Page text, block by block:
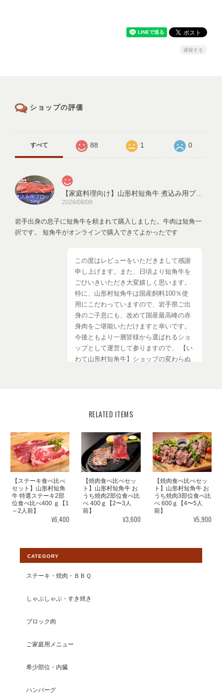
通報する
ショップの評価
すべて 88 1 0
【家庭料理向け】山形村短角牛 煮込み用ブロック 500ｇ【3～4人前】
2026/08/08
岩手出身の息子に短角牛を頼まれて購入しました。牛肉は短角一
択です。 短角牛がオンラインで購入できてよかったです
この度はレビューをいただきまして感謝
申し上げます。また、日頃より短角牛を
ごひいきいただき大変嬉しく思います。
特に、山形村短角牛は国産飼料100％使
用にこだわっていますので、岩手県ご出
身のご子息にも、改めて国産最高峰の赤
身肉をご堪能いただけますと幸いです。
今後ともより一層皆様から選ばれるショ
ップとして運営して参りますので、 【い
わて山形村短角牛】ショップの変わらぬ
【焼肉単品】山形村短角牛 赤身手切り焼き肉用150ｇ【1～2人前】
2026/08/03
個人的にお肉大好きなのですが脂身を食べては行けない病気です
が、市販のお肉は臭みもあり脂身も多く受け付けなく、山形牛の
肉は臭みもなく脂身が少なくて食べても体調が大丈夫なので，助
かってます。 毎回，ストックが少なくなると不安なので、無くな
る前に注文してます。
この度はレビューをいただきまして感謝
心配をおかけする場面があり大変恐縮で
ショップとして運営して参りますので、
RELATED ITEMS
【ステーキ食べ比べ
セット】山形村短角
牛 特選ステーキ2部
位食べ比べ400 ｇ【1
～2人前】
¥6,400
【焼肉食べ比べセッ
ト】山形村短角牛 お
うち焼肉2部位食べ比
べ 400ｇ【2〜3人
前】
¥3,600
【焼肉食べ比べセッ
ト】山形村短角牛 お
うち焼肉3部位食べ比
べ 600ｇ【4〜5人
前】
¥5,900
CATEGORY
ステーキ・焼肉・ＢＢＱ
しゃぶしゃぶ・すき焼き
ブロック肉
ご家庭用メニュー
希少部位・内臓
ハンバーグ